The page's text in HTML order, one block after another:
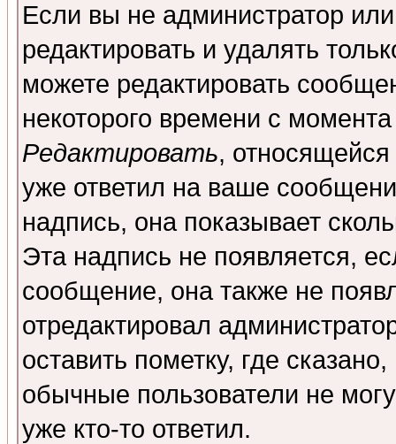
Если вы не администратор
редактировать и удалять
можете редактировать
некоторого времени с
Редактировать,
уже ответил на ваше
надпись, она показывает
Эта надпись не появляется,
сообщение, она также не
отредактировал
оставить пометку, где
обычные пользователи не
уже кто-то ответил.